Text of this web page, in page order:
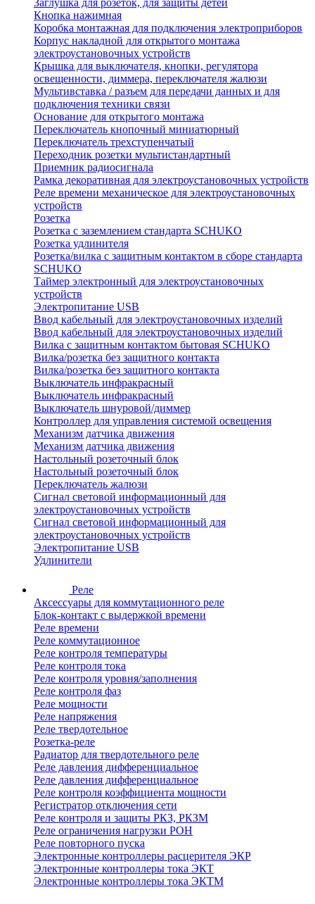
Заглушка для розеток, для защиты детей
Кнопка нажимная
Коробка монтажная для подключения электроприборов
Корпус накладной для открытого монтажа
электроустановочных устройств
Крышка для выключателя, кнопки, регулятора
освещенности, диммера, переключателя жалюзи
Мультивставка / разъем для передачи данных и для
подключения техники связи
Основание для открытого монтажа
Переключатель кнопочный миниатюрный
Переключатель трехступенчатый
Переходник розетки мультистандартный
Приемник радиосигнала
Рамка декоративная для электроустановочных устройств
Реле времени механическое для электроустановочных
устройств
Розетка
Розетка с заземлением стандарта SCHUKO
Розетка удлинителя
Розетка/вилка с защитным контактом в сборе стандарта
SCHUKO
Таймер электронный для электроустановочных
устройств
Электропитание USB
Ввод кабельный для электроустановочных изделий
Ввод кабельный для электроустановочных изделий
Вилка с защитным контактом бытовая SCHUKO
Вилка/розетка без защитного контакта
Вилка/розетка без защитного контакта
Выключатель инфракрасный
Выключатель инфракрасный
Выключатель шнуровой/диммер
Контроллер для управления системой освещения
Механизм датчика движения
Механизм датчика движения
Настольный розеточный блок
Настольный розеточный блок
Переключатель жалюзи
Сигнал световой информационный для
электроустановочных устройств
Сигнал световой информационный для
электроустановочных устройств
Электропитание USB
Удлинители
Реле
Аксессуары для коммутационного реле
Блок-контакт с выдержкой времени
Реле времени
Реле коммутационное
Реле контроля температуры
Реле контроля тока
Реле контроля уровня/заполнения
Реле контроля фаз
Реле мощности
Реле напряжения
Реле твердотельное
Розетка-реле
Радиатор для твердотельного реле
Реле давления дифференциальное
Реле давления дифференциальное
Реле контроля коэффициента мощности
Регистратор отключения сети
Реле контроля и защиты РКЗ, РКЗМ
Реле ограничения нагрузки РОН
Реле повторного пуска
Электронные контроллеры расцерителя ЭКР
Электронные контроллеры тока ЭКТ
Электронные контроллеры тока ЭКТМ